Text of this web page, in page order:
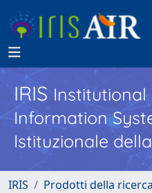
IRISInstitutional
Information
Istituzionale
IRIS Prodotti della ricerca